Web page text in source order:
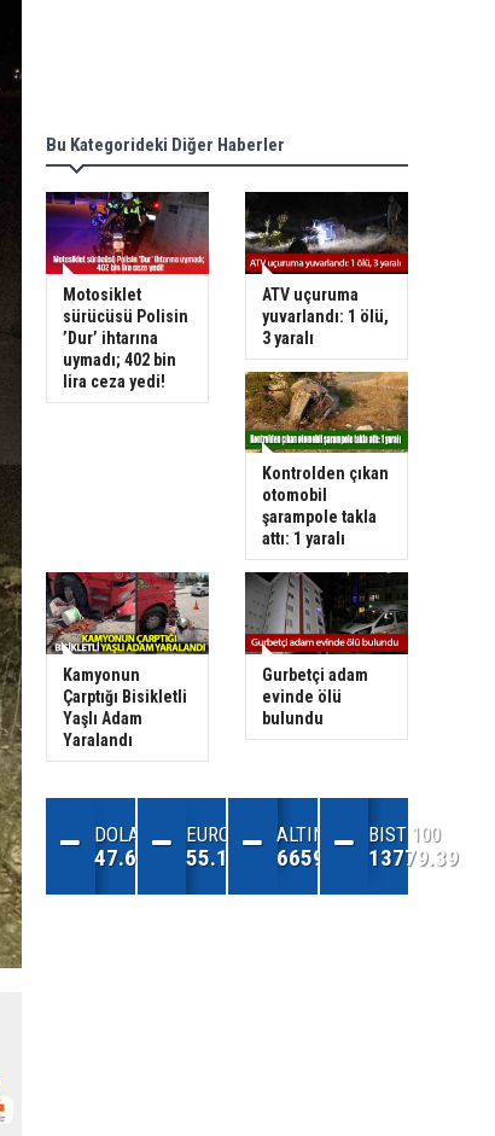
Bu Kategorideki Diğer Haberler
Motosiklet
sürücüsü Polisin
’Dur’ ihtarına
uymadı; 402 bin
lira ceza yedi!
ATV uçuruma
yuvarlandı: 1 ölü,
3 yaralı
Kontrolden çıkan
otomobil
şarampole takla
attı: 1 yaralı
Kamyonun
Çarptığı Bisikletli
Yaşlı Adam
Yaralandı
Gurbetçi adam
evinde ölü
bulundu
DOLAR
47.68
EURO
55.13
ALTIN
6659.71
BIST 100
13779.39